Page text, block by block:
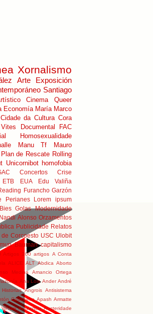
Xornalismo
Arte
Exposición
Santiago
Cinema Queer
Economía María Marco
Cidade da Cultura Cora
Documental
FAC
Homosexualidade
Manu Tf
Mauro
Plan de Rescate Rolling
Unicornibot homofobia
Concertos
Crise
ETB EUA
Edu Valiña
Furancho Garzón
Perianes
Lorem ipsum
Golas
Modernidade
Nandi Alonso Orzamentos
Publicidade Relatos
de Corcoesto USC Ulobit
Bauman capitalismo
Artigos 200 artigos A Conta
ALICE ALT Abdica Aborto
Medina
Amancio Ortega
Ana Lois Ander André
Angrois Antisistema
Coucheiro Apash Armatte
Audiencia Austeridade